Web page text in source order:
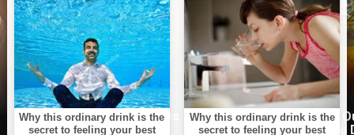
This Simple Trick Removes
All Parasites From Your
The Stool Will Fly
Immediately If You